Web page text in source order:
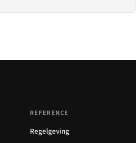
REFERENCE
Regelgeving